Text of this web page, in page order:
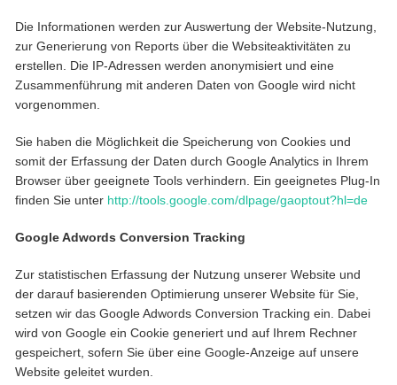
Die Informationen werden zur Auswertung der Website-Nutzung,
zur Generierung von Reports über die Websiteaktivitäten zu
erstellen. Die IP-Adressen werden anonymisiert und eine
Zusammenführung mit anderen Daten von Google wird nicht
vorgenommen.
Sie haben die Möglichkeit die Speicherung von Cookies und
somit der Erfassung der Daten durch Google Analytics in Ihrem
Browser über geeignete Tools verhindern. Ein geeignetes Plug-In
finden Sie unter http://tools.google.com/dlpage/gaoptout?hl=de
Google Adwords Conversion Tracking
Zur statistischen Erfassung der Nutzung unserer Website und
der darauf basierenden Optimierung unserer Website für Sie,
setzen wir das Google Adwords Conversion Tracking ein. Dabei
wird von Google ein Cookie generiert und auf Ihrem Rechner
gespeichert, sofern Sie über eine Google-Anzeige auf unsere
Website geleitet wurden.